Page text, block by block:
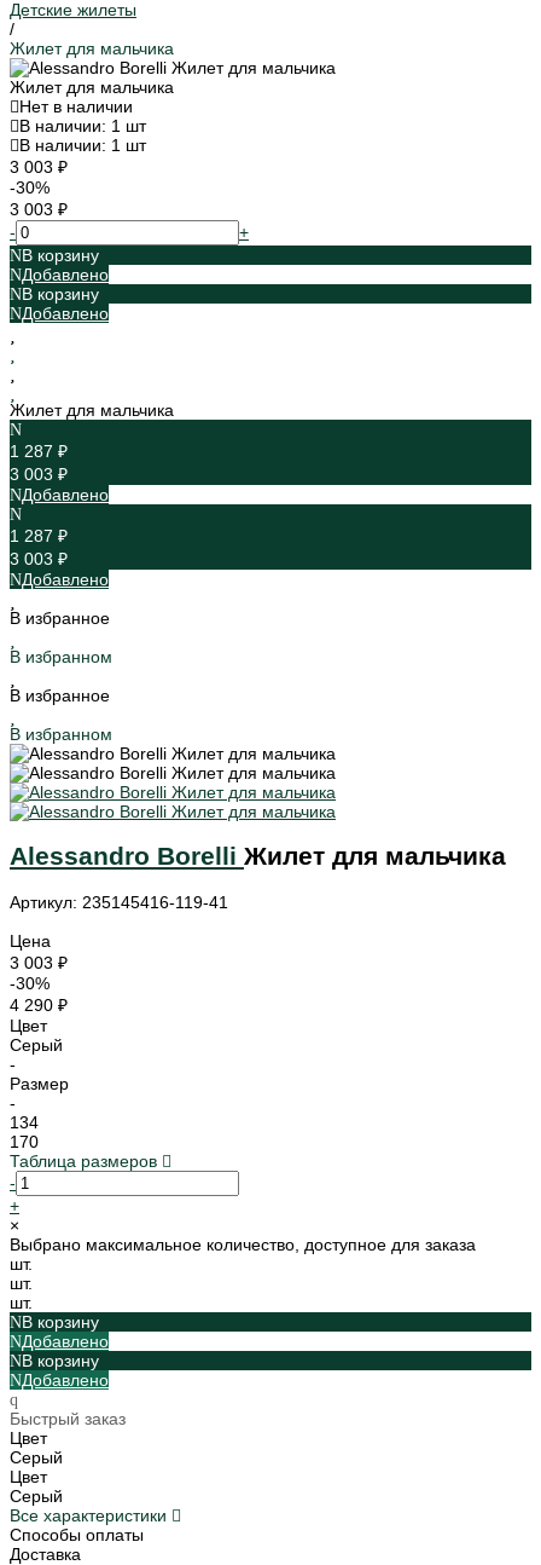
Детские жилеты
/
Жилет для мальчика
Жилет для мальчика
Нет в наличии
В наличии: 1 шт
В наличии: 1 шт
3 003 ₽
-30%
3 003 ₽
-
+
В корзину
Добавлено
В корзину
Добавлено
Жилет для мальчика
1 287 ₽
3 003 ₽
Добавлено
1 287 ₽
3 003 ₽
Добавлено
В избранное
В избранном
В избранное
В избранном
Alessandro Borelli Жилет для мальчика
Артикул: 235145416-119-41
Цена
3 003 ₽
-30%
4 290 ₽
Цвет
Серый
-
Размер
-
134
170
Таблица размеров
-
+
×
Выбрано максимальное количество, доступное для заказа
шт.
шт.
шт.
В корзину
Добавлено
В корзину
Добавлено
Быстрый заказ
Цвет
Серый
Цвет
Серый
Все характеристики
Способы оплаты
Доставка